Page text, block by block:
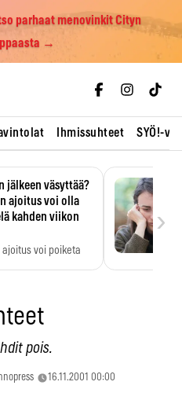
parhaat menovinkit Cityn
→
Ihmissuhteet SYÖ!-
jälkeen väsyttää?
ajoitus voi olla
kahden viikon
voi poiketa
›
pois.
16.11.2001 00:00